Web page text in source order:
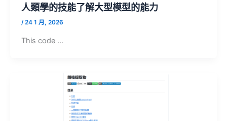
人類學的技能了解大型模型的能力
/24 1 月, 2026
This code …